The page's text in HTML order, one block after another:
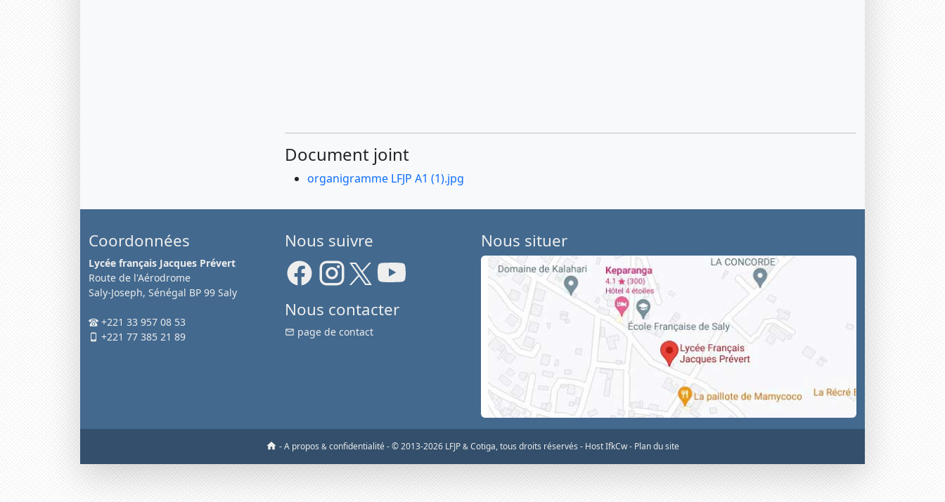
Document joint
organigramme LFJP A1 (1).jpg
Coordonnées
Lycée français Jacques Prévert
Route de l'Aérodrome
Saly-Joseph, Sénégal BP 99 Saly
+221 33 957 08 53
+221 77 385 21 89
Nous suivre
Nous contacter
page de contact
Nous situer
-A propos & confidentialité-© 2013-2026 LFJP & Cotiga, tous droits réservés - Host IfkCw - Plan du site